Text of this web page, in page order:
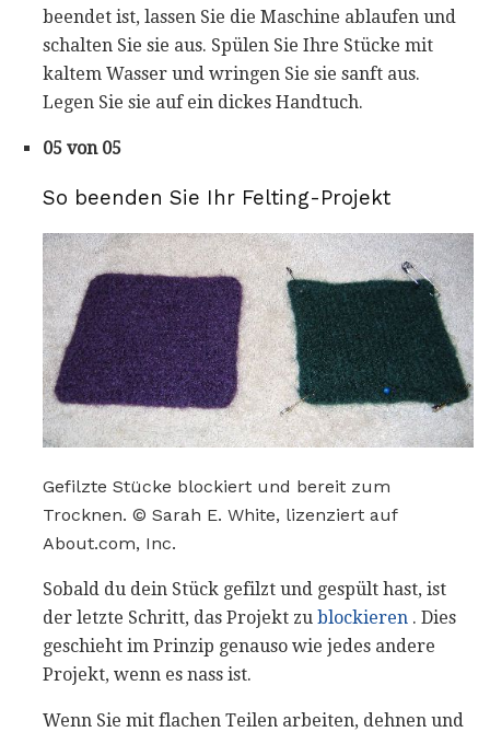
beendet ist, lassen Sie die Maschine ablaufen und
schalten Sie sie aus. Spülen Sie Ihre Stücke mit
kaltem Wasser und wringen Sie sie sanft aus.
Legen Sie sie auf ein dickes Handtuch.
05 von 05
So beenden Sie Ihr Felting-Projekt
Gefilzte Stücke blockiert und bereit zum
Trocknen. © Sarah E. White, lizenziert auf
About.com, Inc.
Sobald du dein Stück gefilzt und gespült hast, ist
der letzte Schritt, das Projekt zu blockieren . Dies
geschieht im Prinzip genauso wie jedes andere
Projekt, wenn es nass ist.
Wenn Sie mit flachen Teilen arbeiten, dehnen und